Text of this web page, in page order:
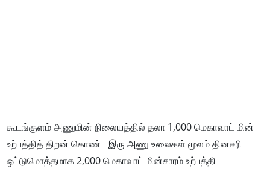
கூடங்குளம் அணுமின் நிலையத்தில் தலா 1,000 மெகாவாட் மின்
உற்பத்தித் திறன் கொண்ட இரு அணு உலைகள் மூலம் தினசரி
ஒட்டுமொத்தமாக 2,000 மெகாவாட் மின்சாரம் உற்பத்தி